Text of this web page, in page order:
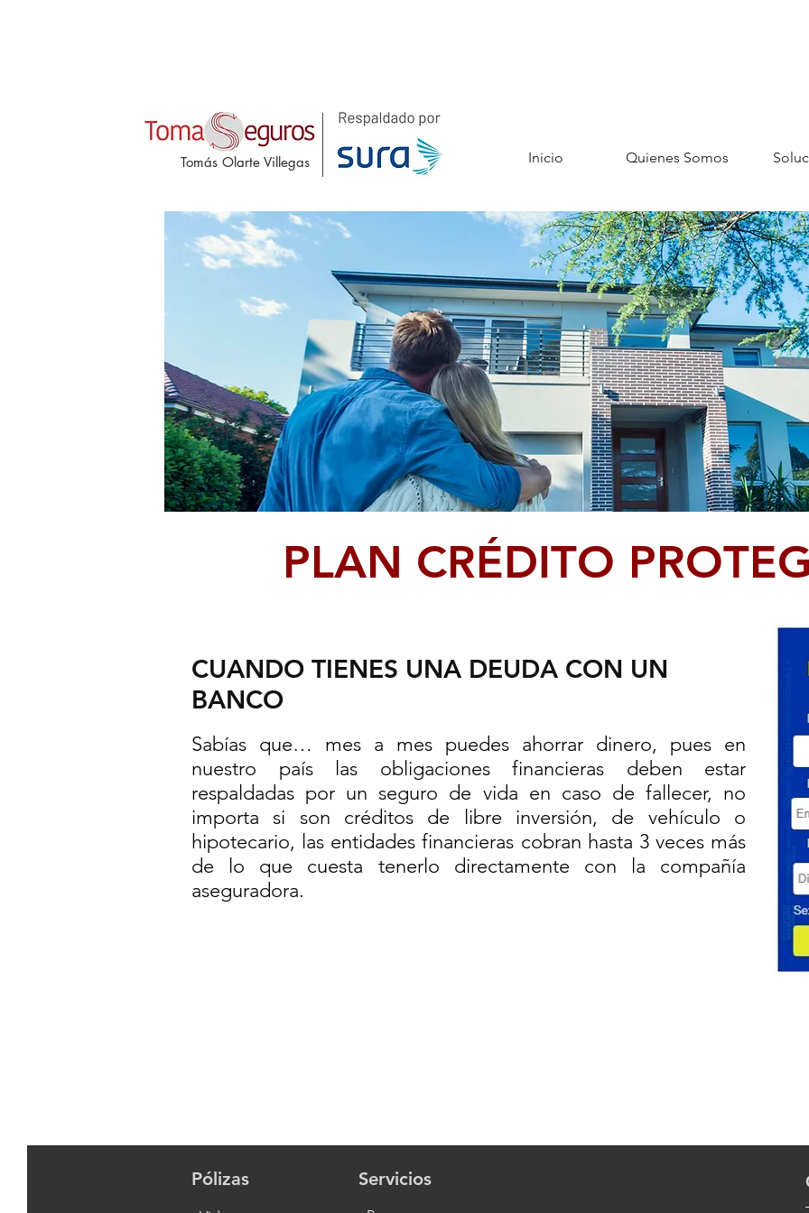
Tomás Olarte Villegas Inicio Quienes Somos
PLAN CRÉDITO
CUANDO TIENES UNA DEUDA CON UN
BANCO
Sabías que… mes a mes puedes ahorrar dinero, pues en
nuestro país las obligaciones financieras deben estar
respaldadas por un seguro de vida en caso de fallecer, no
importa si son créditos de libre inversión, de vehículo o
hipotecario, las entidades financieras cobran hasta 3 veces más
de lo que cuesta tenerlo directamente con la compañía
aseguradora.
Pólizas Servicios